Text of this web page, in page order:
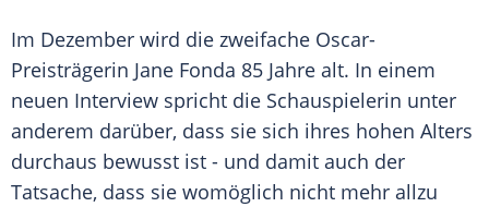
Im Dezember wird die zweifache Oscar-
Preisträgerin Jane Fonda 85 Jahre alt. In einem
neuen Interview spricht die Schauspielerin unter
anderem darüber, dass sie sich ihres hohen Alters
durchaus bewusst ist - und damit auch der
Tatsache, dass sie womöglich nicht mehr allzu